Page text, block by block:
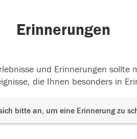
Erinnerungen
und Erinnerungen sollte
die Ihnen besonders in
bitte an, um eine Erinnerung zu